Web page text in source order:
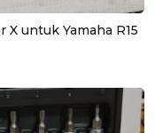
untuk Yamaha R15